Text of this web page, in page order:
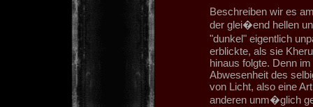
Beschreiben wir es
der glei�end hellen
"dunkel" eigentlich
erblickte, als sie
hinaus folgte. Denn
Abwesenheit des
von Licht, also eine
anderen unm�glich